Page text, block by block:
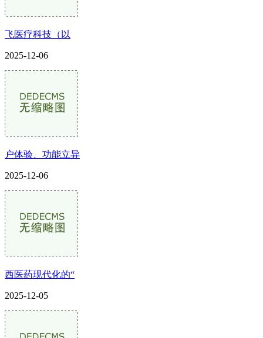
飞医疗科技（以
2025-12-06
户体验、功能立异
2025-12-06
西医药现代化的“
2025-12-05